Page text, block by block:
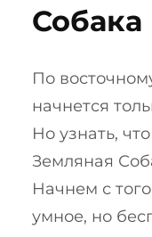
Собака
По
начнется
Но узнать,
Земляная
Начнем с
умное, но